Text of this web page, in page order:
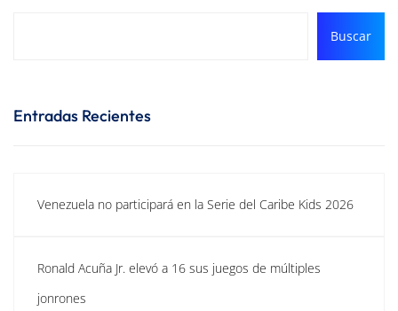
Buscar
Entradas Recientes
Venezuela no participará en la Serie del Caribe Kids 2026
Ronald Acuña Jr. elevó a 16 sus juegos de múltiples
jonrones